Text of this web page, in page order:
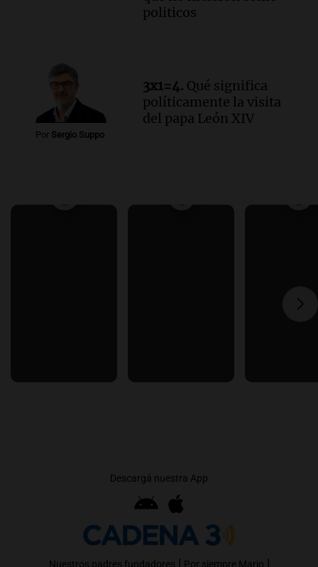
politicos
Por Sergio Suppo
3x1=4. Qué significa
políticamente la visita
del papa León XIV
Descargá nuestra App
Nuestros padres fundadores | Por siempre Mario |